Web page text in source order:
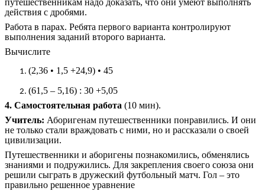
действия с дробями.
Работа в парах. Ребята первого варианта контролируют
выполнения заданий второго варианта.
Вычислите
(2,36 • 1,5 +24,9) • 45
(61,5 – 5,16) : 30 +5,05
4. Самостоятельная работа (10 мин).
Учитель: Аборигенам путешественники понравились. И они
не только стали враждовать с ними, но и рассказали о своей
цивилизации.
Путешественники и аборигены познакомились, обменялись
знаниями и подружились. Для закрепления своего союза они
решили сыграть в дружеский футбольный матч. Гол – это
правильно решенное уравнение